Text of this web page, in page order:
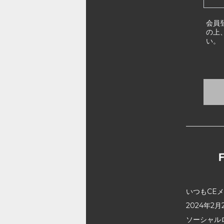
会員
の上
い。
いつもCE
2024年2月
ソーシャ